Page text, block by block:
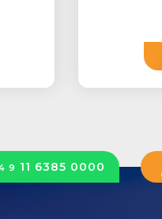
9 11 6385 0000